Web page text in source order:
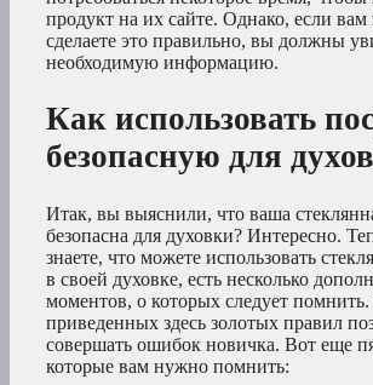
продукт на их сайте. Однако, если вам
сделаете это правильно, вы должны
необходимую информацию.
Как использовать
безопасную для
Итак, вы выяснили, что ваша
безопасна для духовки? Интересно.
знаете, что можете использовать
в своей духовке, есть несколько
моментов, о которых следует
приведенных здесь золотых правил
совершать ошибок новичка. Вот еще
которые вам нужно помнить: